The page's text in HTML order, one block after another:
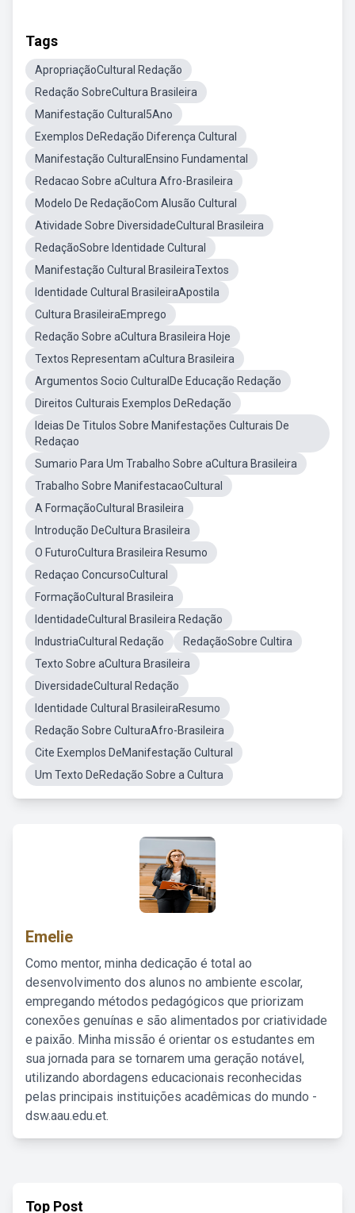
Tags
ApropriaçãoCultural Redação
Redação SobreCultura Brasileira
Manifestação Cultural5Ano
Exemplos DeRedação Diferença Cultural
Manifestação CulturalEnsino Fundamental
Redacao Sobre aCultura Afro-Brasileira
Modelo De RedaçãoCom Alusão Cultural
Atividade Sobre DiversidadeCultural Brasileira
RedaçãoSobre Identidade Cultural
Manifestação Cultural BrasileiraTextos
Identidade Cultural BrasileiraApostila
Cultura BrasileiraEmprego
Redação Sobre aCultura Brasileira Hoje
Textos Representam aCultura Brasileira
Argumentos Socio CulturalDe Educação Redação
Direitos Culturais Exemplos DeRedação
Ideias De Titulos Sobre Manifestações Culturais De
Redaçao
Sumario Para Um Trabalho Sobre aCultura Brasileira
Trabalho Sobre ManifestacaoCultural
A FormaçãoCultural Brasileira
Introdução DeCultura Brasileira
O FuturoCultura Brasileira Resumo
Redaçao ConcursoCultural
FormaçãoCultural Brasileira
IdentidadeCultural Brasileira Redação
IndustriaCultural Redação
RedaçãoSobre Cultira
Texto Sobre aCultura Brasileira
DiversidadeCultural Redação
Identidade Cultural BrasileiraResumo
Redação Sobre CulturaAfro-Brasileira
Cite Exemplos DeManifestação Cultural
Um Texto DeRedação Sobre a Cultura
Emelie
Como mentor, minha dedicação é total ao
desenvolvimento dos alunos no ambiente escolar,
empregando métodos pedagógicos que priorizam
conexões genuínas e são alimentados por criatividade
e paixão. Minha missão é orientar os estudantes em
sua jornada para se tornarem uma geração notável,
utilizando abordagens educacionais reconhecidas
pelas principais instituições acadêmicas do mundo -
dsw.aau.edu.et.
Top Post